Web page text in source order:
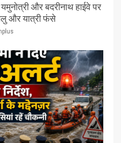
और बदरीनाथ हाईवे पर
और यात्री फंसे